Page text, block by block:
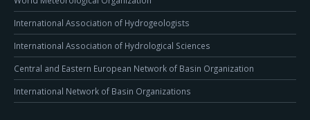
International Association of Hydrogeologists
International Association of Hydrological Sciences
Central and Eastern European Network of Basin Organization
International Network of Basin Organizations